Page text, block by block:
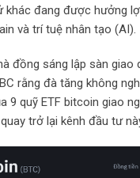
khác đang được hưởng
và trí tuệ nhân tạo (AI).
đồng sáng lập sàn giao
rằng đà tăng không
9 quỹ ETF bitcoin giao
trở lại kênh đầu tư